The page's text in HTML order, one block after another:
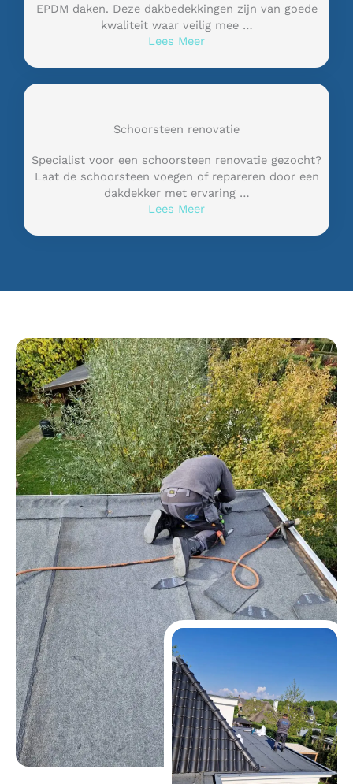
EPDM daken. Deze dakbedekkingen zijn van goede
kwaliteit waar veilig mee …
Lees Meer
Schoorsteen renovatie
Specialist voor een schoorsteen renovatie gezocht?
Laat de schoorsteen voegen of repareren door een
dakdekker met ervaring …
Lees Meer